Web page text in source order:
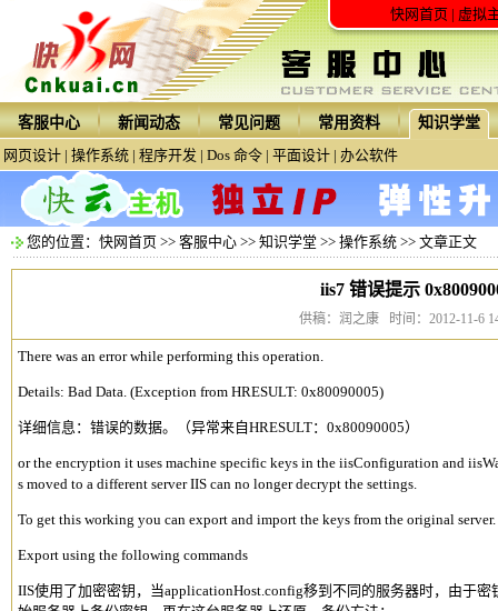
快网首页| 虚拟
客服中心 新闻动态 常见问题 常用资料
知识学堂
网页设计 | 操作系统 | 程序开发 | Dos 命令 | 平面设计 | 办公软件
您的位置： 快网首页 >> 客服中心 >> 知识学堂 >> 操作系统 >> 文章正文
iis7 错误提示
供稿：润之康 时间：2012-11-6
There was an error while performing this operation.
Details: Bad Data. (Exception from HRESULT: 0x80090005)
详细信息：错误的数据。（异常来自HRESULT：0x80090005）
or the encryption it uses machine specific keys in the iisConfiguration and
s moved to a different server IIS can no longer decrypt the settings.
To get this working you can export and import the keys from the original server.
Export using the following commands
IIS使用了加密密钥，当applicationHost.config移到不同的服务器时，由于